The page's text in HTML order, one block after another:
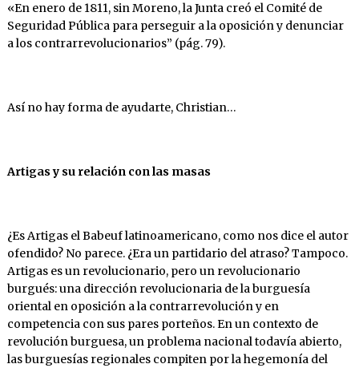
«En enero de 1811, sin Moreno, la Junta creó el Comité de
Seguridad Pública para perseguir a la oposición y denunciar
a los contrarrevolucionarios” (pág. 79).
Así no hay forma de ayudarte, Christian…
Artigas y su relación con las masas
¿Es Artigas el Babeuf latinoamericano, como nos dice el autor
ofendido? No parece. ¿Era un partidario del atraso? Tampoco.
Artigas es un revolucionario, pero un revolucionario
burgués: una dirección revolucionaria de la burguesía
oriental en oposición a la contrarrevolución y en
competencia con sus pares porteños. En un contexto de
revolución burguesa, un problema nacional todavía abierto,
las burguesías regionales compiten por la hegemonía del